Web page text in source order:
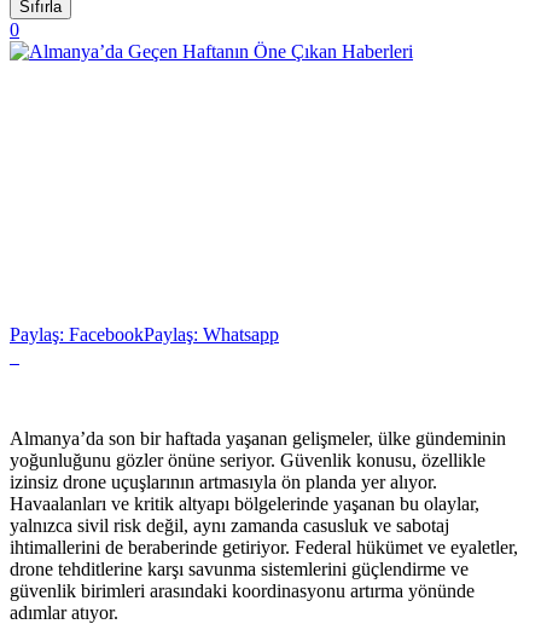
Sıfırla
0
Paylaş: FacebookPaylaş: Whatsapp
Almanya’da son bir haftada yaşanan gelişmeler, ülke gündeminin
yoğunluğunu gözler önüne seriyor. Güvenlik konusu, özellikle
izinsiz drone uçuşlarının artmasıyla ön planda yer alıyor.
Havaalanları ve kritik altyapı bölgelerinde yaşanan bu olaylar,
yalnızca sivil risk değil, aynı zamanda casusluk ve sabotaj
ihtimallerini de beraberinde getiriyor. Federal hükümet ve eyaletler,
drone tehditlerine karşı savunma sistemlerini güçlendirme ve
güvenlik birimleri arasındaki koordinasyonu artırma yönünde
adımlar atıyor.